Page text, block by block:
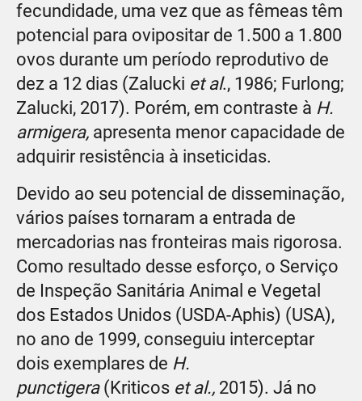
fecundidade, uma vez que as fêmeas têm
potencial para ovipositar de 1.500 a 1.800
ovos durante um período reprodutivo de
dez a 12 dias (Zalucki et al., 1986; Furlong;
Zalucki, 2017). Porém, em contraste à H.
armigera, apresenta menor capacidade de
adquirir resistência à inseticidas.
Devido ao seu potencial de disseminação,
vários países tornaram a entrada de
mercadorias nas fronteiras mais rigorosa.
Como resultado desse esforço, o Serviço
de Inspeção Sanitária Animal e Vegetal
dos Estados Unidos (USDA-Aphis) (USA),
no ano de 1999, conseguiu interceptar
dois exemplares de H.
punctigera(Kriticos et al., 2015). Já no